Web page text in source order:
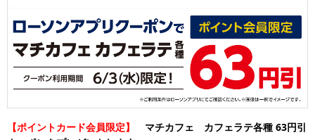
【ポイントカード会員限定】 マチカフェ カフェラテ各種 63円引